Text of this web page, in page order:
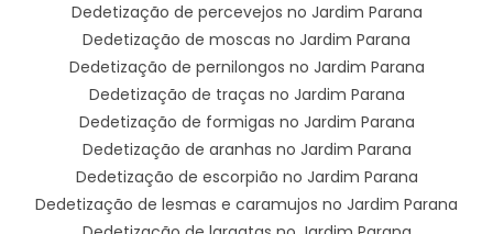
Dedetização de percevejos no Jardim Parana
Dedetização de moscas no Jardim Parana
Dedetização de pernilongos no Jardim Parana
Dedetização de traças no Jardim Parana
Dedetização de formigas no Jardim Parana
Dedetização de aranhas no Jardim Parana
Dedetização de escorpião no Jardim Parana
Dedetização de lesmas e caramujos no Jardim Parana